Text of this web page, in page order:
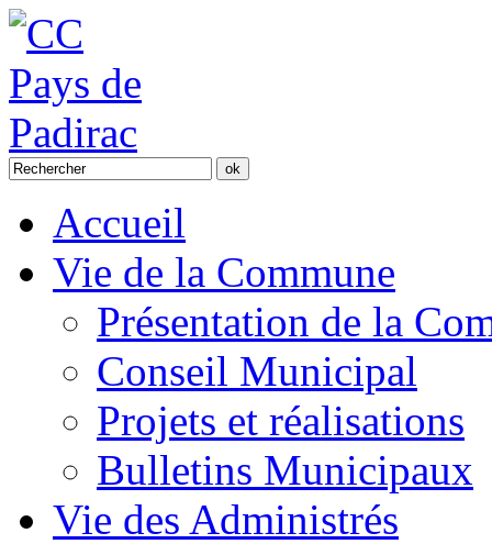
Accueil
Vie de la Commune
Présentation de la
Conseil Municipal
Projets et réalisations
Bulletins Municipaux
Vie des Administrés